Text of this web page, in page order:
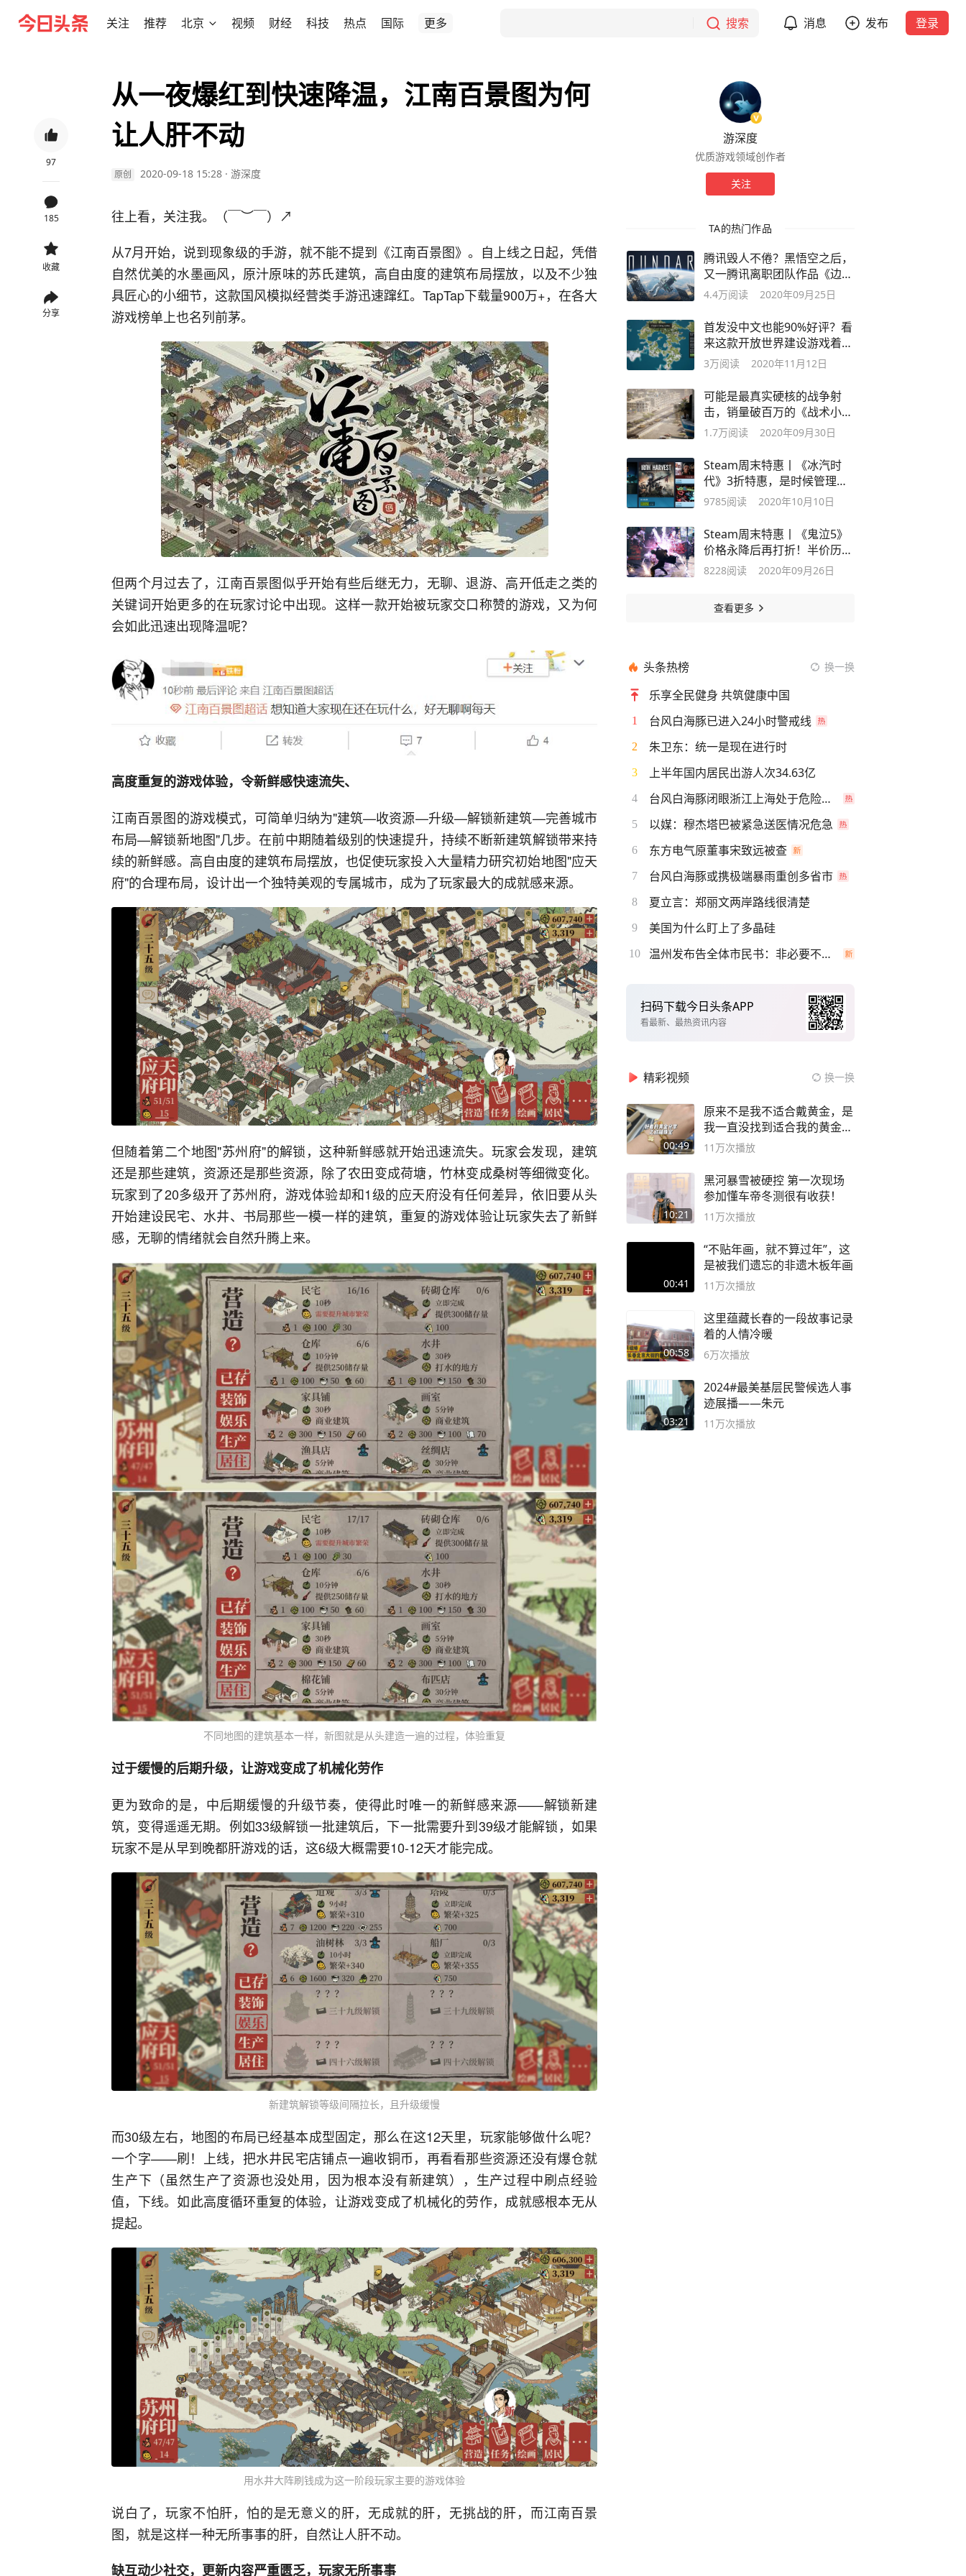
关注 推荐 北京 视频 财经 科技 热点 国际 更多 搜索 消息 发布 登录
97
185
收藏
分享
从一夜爆红到快速降温，江南百景图为何
让人肝不动
原创 2020-09-18 15:28 · 游深度
往上看，关注我。（￣︶￣）↗
从7月开始，说到现象级的手游，就不能不提到《江南百景图》。自上线之日起，凭借
自然优美的水墨画风，原汁原味的苏氏建筑，高自由度的建筑布局摆放，以及不少独
具匠心的小细节，这款国风模拟经营类手游迅速蹿红。TapTap下载量900万+，在各大
游戏榜单上也名列前茅。
但两个月过去了，江南百景图似乎开始有些后继无力，无聊、退游、高开低走之类的
关键词开始更多的在玩家讨论中出现。这样一款开始被玩家交口称赞的游戏，又为何
会如此迅速出现降温呢？
高度重复的游戏体验，令新鲜感快速流失、
江南百景图的游戏模式，可简单归纳为"建筑—收资源—升级—解锁新建筑—完善城市
布局—解锁新地图"几步。在前中期随着级别的快速提升，持续不断新建筑解锁带来持
续的新鲜感。高自由度的建筑布局摆放，也促使玩家投入大量精力研究初始地图"应天
府"的合理布局，设计出一个独特美观的专属城市，成为了玩家最大的成就感来源。
但随着第二个地图"苏州府"的解锁，这种新鲜感就开始迅速流失。玩家会发现，建筑
还是那些建筑，资源还是那些资源，除了农田变成荷塘，竹林变成桑树等细微变化。
玩家到了20多级开了苏州府，游戏体验却和1级的应天府没有任何差异，依旧要从头
开始建设民宅、水井、书局那些一模一样的建筑，重复的游戏体验让玩家失去了新鲜
感，无聊的情绪就会自然升腾上来。
不同地图的建筑基本一样，新图就是从头建造一遍的过程，体验重复
过于缓慢的后期升级，让游戏变成了机械化劳作
更为致命的是，中后期缓慢的升级节奏，使得此时唯一的新鲜感来源——解锁新建
筑，变得遥遥无期。例如33级解锁一批建筑后，下一批需要升到39级才能解锁，如果
玩家不是从早到晚都肝游戏的话，这6级大概需要10-12天才能完成。
新建筑解锁等级间隔拉长，且升级缓慢
而30级左右，地图的布局已经基本成型固定，那么在这12天里，玩家能够做什么呢？
一个字——刷！上线，把水井民宅店铺点一遍收铜币，再看看那些资源还没有爆仓就
生产下（虽然生产了资源也没处用，因为根本没有新建筑），生产过程中刷点经验
值，下线。如此高度循环重复的体验，让游戏变成了机械化的劳作，成就感根本无从
提起。
用水井大阵刷钱成为这一阶段玩家主要的游戏体验
说白了，玩家不怕肝，怕的是无意义的肝，无成就的肝，无挑战的肝，而江南百景
图，就是这样一种无所事事的肝，自然让人肝不动。
缺互动少社交，更新内容严重匮乏，玩家无所事事
游深度
优质游戏领域创作者
关注
TA的热门作品
腾讯毁人不倦？黑悟空之后，
又一腾讯离职团队作品《边
境》引关注
4.4万阅读 2020年09月25日
首发没中文也能90%好评？看
来这款开放世界建设游戏着实
不错
3万阅读 2020年11月12日
可能是最真实硬核的战争射
击，销量破百万的《战术小
队》正式上线
1.7万阅读 2020年09月30日
Steam周末特惠丨《冰汽时
代》3折特惠，是时候管理刁
民了
9785阅读 2020年10月10日
Steam周末特惠丨《鬼泣5》
价格永降后再打折！半价历史
新低
8228阅读 2020年09月26日
查看更多
头条热榜 换一换
乐享全民健身 共筑健康中国
1 台风白海豚已进入24小时警戒线
2 朱卫东：统一是现在进行时
3 上半年国内居民出游人次34.63亿
4 台风白海豚闭眼浙江上海处于危险半圆
5 以媒：穆杰塔巴被紧急送医情况危急
6 东方电气原董事宋致远被查
7 台风白海豚或携极端暴雨重创多省市
8 夏立言：郑丽文两岸路线很清楚
9 美国为什么盯上了多晶硅
10 温州发布告全体市民书：非必要不外出
扫码下载今日头条APP
看最新、最热资讯内容
精彩视频 换一换
00:49
原来不是我不适合戴黄金，是
我一直没找到适合我的黄金
😭
11万次播放
10:21
黑河暴雪被硬控 第一次现场
参加懂车帝冬测很有收获！
11万次播放
00:41
“不贴年画，就不算过年”，这
是被我们遗忘的非遗木板年画
11万次播放
00:58
这里蕴藏长春的一段故事记录
着的人情冷暖
6万次播放
03:21
2024#最美基层民警候选人事
迹展播——朱元
11万次播放